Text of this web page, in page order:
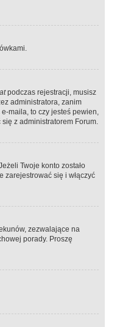
podczas rejestracji, musisz
administratora, zanim
maila, to czy jesteś pewien,
z administratorem Forum.
Twoje konto zostało
zarejestrować się i włączyć
zezwalające na
porady. Proszę